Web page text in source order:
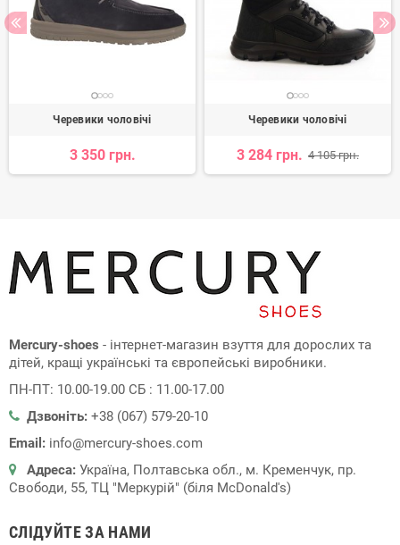
Черевики чоловічі
3 350 грн.
Черевики чоловічі
3 284 грн. 4 105 грн.
Mercury-shoes - інтернет-магазин взуття для дорослих та
дітей, кращі українські та європейські виробники.
ПН-ПТ: 10.00-19.00 СБ : 11.00-17.00
Дзвоніть: +38 (067) 579-20-10
Email: info@mercury-shoes.com
Адреса: Україна, Полтавська обл., м. Кременчук, пр.
Свободи, 55, ТЦ "Меркурій" (біля McDonald's)
СЛІДУЙТЕ ЗА НАМИ